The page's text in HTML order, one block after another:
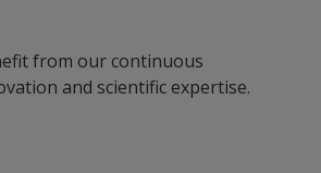
from our continuous
and scientific expertise.